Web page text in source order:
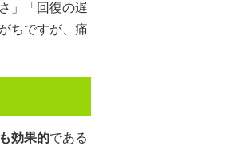
」「回復の遅
ちですが、痛
効果的である